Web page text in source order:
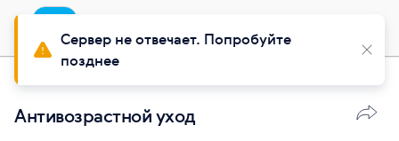
Buy Siberian
Антивозрастной уход
Сервер не отвечает. Попробуйте
позднее